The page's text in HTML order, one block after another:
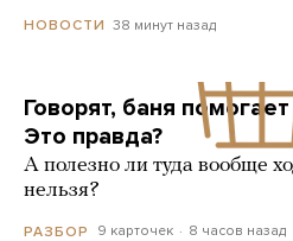
НОВОСТИ 38 минут назад
Говорят, баня
Это правда?
А полезно ли туда вообще
нельзя?
РАЗБОР 9 карточек 8 часов назад